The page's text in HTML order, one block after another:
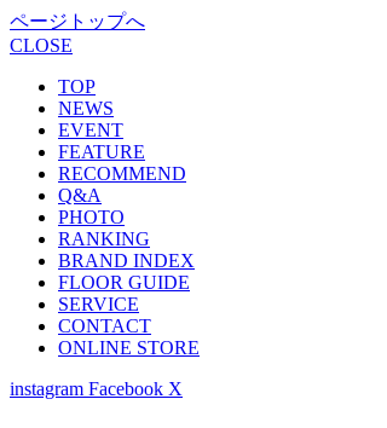
ページトップへ
CLOSE
TOP
NEWS
EVENT
FEATURE
RECOMMEND
Q&A
PHOTO
RANKING
BRAND INDEX
FLOOR GUIDE
SERVICE
CONTACT
ONLINE STORE
instagram Facebook X